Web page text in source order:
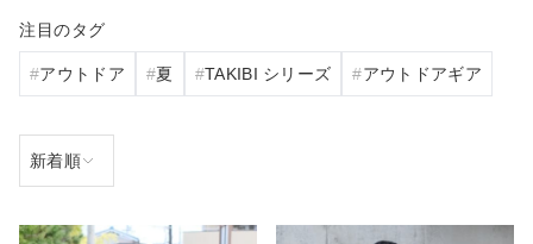
注目のタグ
アウトドア 夏 TAKIBI シリーズ アウトドアギア